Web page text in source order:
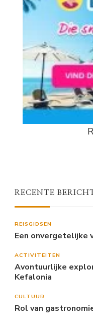
RECENTE
REISGIDSEN
Een onvergetelijke
ACTIVITEITEN
Avontuurlijke
Kefalonia
CULTUUR
Rol van